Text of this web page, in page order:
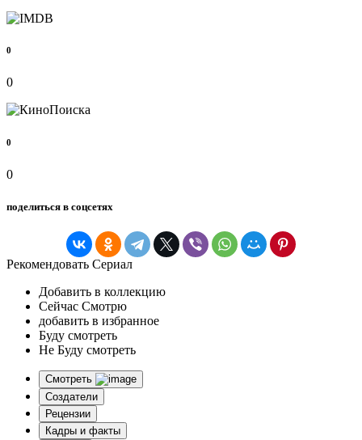
0
0
0
0
поделиться в соцсетях
Рекомендовать Сериал
Добавить в коллекцию
Сейчас Смотрю
добавить в избранное
Буду смотреть
Не Буду смотреть
Смотреть
Создатели
Рецензии
Кадры и факты